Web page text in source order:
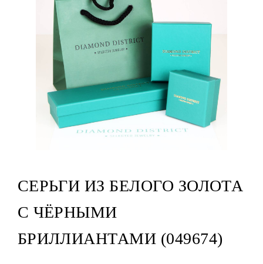
СЕРЬГИ ИЗ БЕЛОГО ЗОЛОТА
С ЧЁРНЫМИ
БРИЛЛИАНТАМИ (049674)